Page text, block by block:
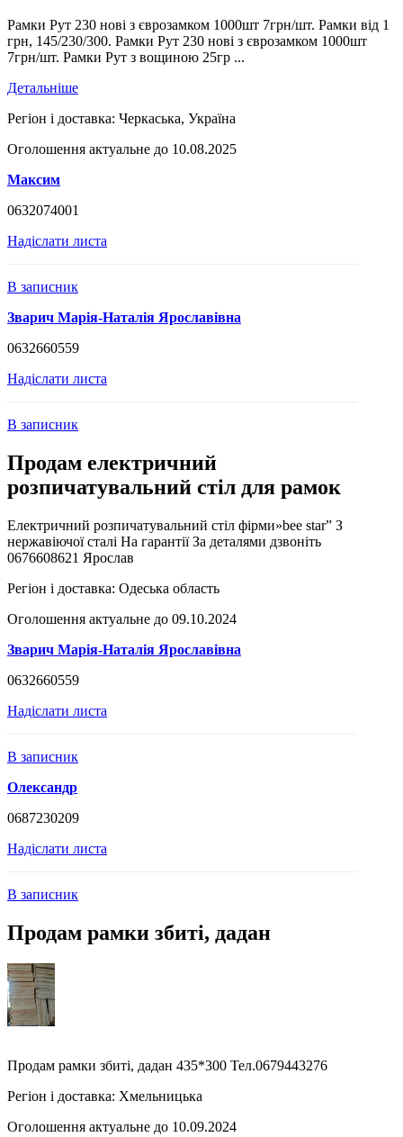
Рамки Рут 230 нові з єврозамком 1000шт 7грн/шт. Рамки від 1
грн, 145/230/300. Рамки Рут 230 нові з єврозамком 1000шт
7грн/шт. Рамки Рут з вощиною 25гр ...
Детальніше
Регіон і доставка: Черкаська, Україна
Оголошення актуальне до 10.08.2025
Максим
0632074001
Надіслати листа
В записник
Зварич Марія-Наталія Ярославівна
0632660559
Надіслати листа
В записник
Продам електричний
розпичатувальний стіл для рамок
Електричний розпичатувальний стіл фірми»bee star” З
нержавіючої сталі На гарантії За деталями дзвоніть
0676608621 Ярослав
Регіон і доставка: Одеська область
Оголошення актуальне до 09.10.2024
Зварич Марія-Наталія Ярославівна
0632660559
Надіслати листа
В записник
Олександр
0687230209
Надіслати листа
В записник
Продам рамки збиті, дадан
Продам рамки збиті, дадан 435*300 Тел.0679443276
Регіон і доставка: Хмельницька
Оголошення актуальне до 10.09.2024